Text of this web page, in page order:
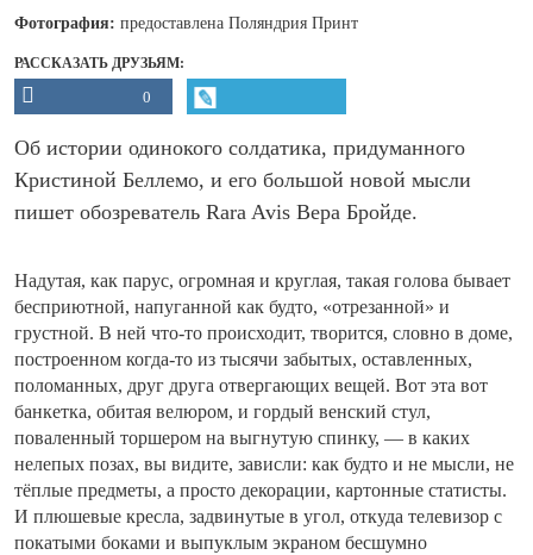
Фотография: предоставлена Поляндрия Принт
РАССКАЗАТЬ ДРУЗЬЯМ:
0
Об истории одинокого солдатика, придуманного
Кристиной Беллемо, и его большой новой мысли
пишет обозреватель Rara Avis Вера Бройде.
Надутая, как парус, огромная и круглая, такая голова бывает
бесприютной, напуганной как будто, «отрезанной» и
грустной. В ней что-то происходит, творится, словно в доме,
построенном когда-то из тысячи забытых, оставленных,
поломанных, друг друга отвергающих вещей. Вот эта вот
банкетка, обитая велюром, и гордый венский стул,
поваленный торшером на выгнутую спинку, — в каких
нелепых позах, вы видите, зависли: как будто и не мысли, не
тёплые предметы, а просто декорации, картонные статисты.
И плюшевые кресла, задвинутые в угол, откуда телевизор с
покатыми боками и выпуклым экраном бесшумно